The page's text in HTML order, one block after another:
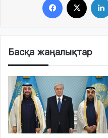
Басқа жаңалықтар